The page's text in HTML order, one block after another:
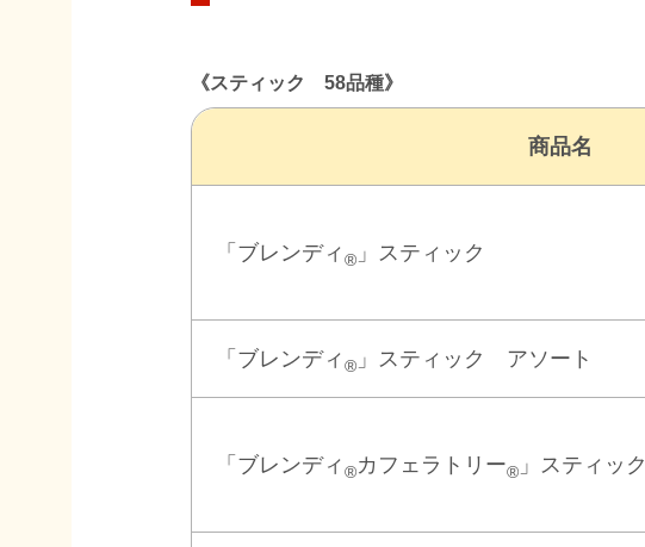
《スティック 58品種》
商品名
「ブレンディ ® 」スティック
「ブレンディ ® 」スティック アソート
「ブレンディ ®カフェラトリー® 」スティック